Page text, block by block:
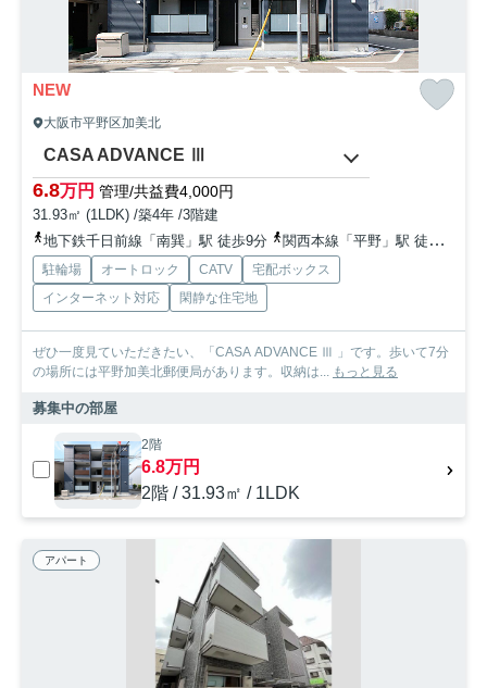
NEW
大阪市平野区加美北
CASA ADVANCE Ⅲ
6.8万円 管理/共益費4,000円
31.93㎡ (1LDK) /築4年 /3階建
地下鉄千日前線「南巽」駅 徒歩9分
関西本線「平野」駅 徒歩16分
駐輪場 オートロック CATV
宅配ボックス
インターネット対応
閑静な住宅地
ぜひ一度見ていただきたい、「CASA ADVANCE Ⅲ 」です。歩いて7分
の場所には平野加美北郵便局があります。収納は... もっと見る
募集中の部屋
2階
6.8万円
2階 / 31.93㎡ / 1LDK
アパート